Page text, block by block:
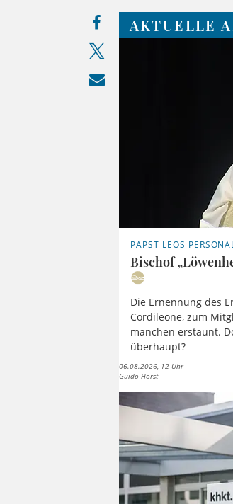
AKTUELLE
PAPST LEOS
Bischof
Die Ernennung des
Cordileone, zum
manchen erstaunt.
überhaupt?
06.08.2026, 12 Uhr
Guido Horst